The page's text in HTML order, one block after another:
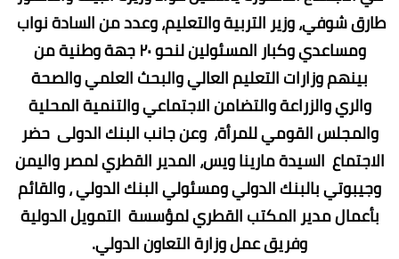
طارق شوفي، وزير التربية والتعليم، وعدد من السادة نواب
ومساعدي وكبار المسئولين لنحو ٢٠ جهة وطنية من
بينهم وزارات التعليم العالي والبحث العلمي والصحة
والري والزراعة والتضامن الاجتماعي والتنمية المحلية
والمجلس القومي للمرأة، وعن جانب البنك الدولى حضر
الاجتماع السيدة مارينا ويس، المدير القطري لمصر واليمن
وجيبوتي بالبنك الدولي ومسئولي البنك الدولي ، والقائم
بأعمال مدير المكتب القطري لمؤسسة التمويل الدولية
وفريق عمل وزارة التعاون الدولي.